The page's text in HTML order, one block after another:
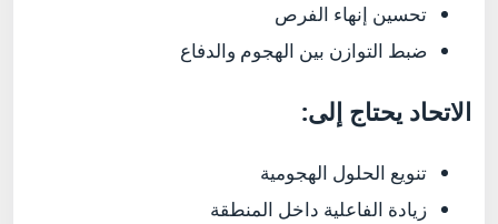
تحسين إنهاء الفرص
ضبط التوازن بين الهجوم والدفاع
الاتحاد يحتاج إلى:
تنويع الحلول الهجومية
زيادة الفاعلية داخل المنطقة